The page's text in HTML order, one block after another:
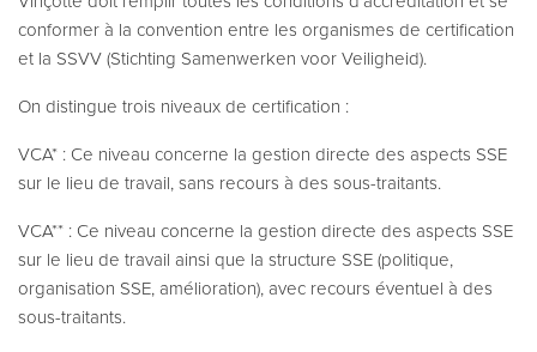
conformer à la convention entre les organismes de certification
et la SSVV (Stichting Samenwerken voor Veiligheid).
On distingue trois niveaux de certification :
VCA* : Ce niveau concerne la gestion directe des aspects SSE
sur le lieu de travail, sans recours à des sous-traitants.
VCA** : Ce niveau concerne la gestion directe des aspects SSE
sur le lieu de travail ainsi que la structure SSE (politique,
organisation SSE, amélioration), avec recours éventuel à des
sous-traitants.